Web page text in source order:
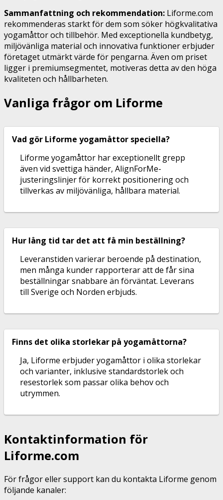
Sammanfattning och rekommendation: Liforme.com
rekommenderas starkt för dem som söker högkvalitativa
yogamåttor och tillbehör. Med exceptionella kundbetyg,
miljövänliga material och innovativa funktioner erbjuder
företaget utmärkt värde för pengarna. Även om priset
ligger i premiumsegmentet, motiveras detta av den höga
kvaliteten och hållbarheten.
Vanliga frågor om Liforme
Vad gör Liforme yogamåttor speciella?
Liforme yogamåttor har exceptionellt grepp
även vid svettiga händer, AlignForMe-
justeringslinjer för korrekt positionering och
tillverkas av miljövänliga, hållbara material.
Hur lång tid tar det att få min beställning?
Leveranstiden varierar beroende på destination,
men många kunder rapporterar att de får sina
beställningar snabbare än förväntat. Leverans
till Sverige och Norden erbjuds.
Finns det olika storlekar på yogamåttorna?
Ja, Liforme erbjuder yogamåttor i olika storlekar
och varianter, inklusive standardstorlek och
resestorlek som passar olika behov och
utrymmen.
Kontaktinformation för
Liforme.com
För frågor eller support kan du kontakta Liforme genom
följande kanaler: